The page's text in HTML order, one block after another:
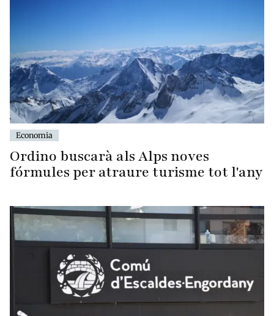
Economia
Ordino buscarà als Alps noves
fórmules per atraure turisme tot l'any